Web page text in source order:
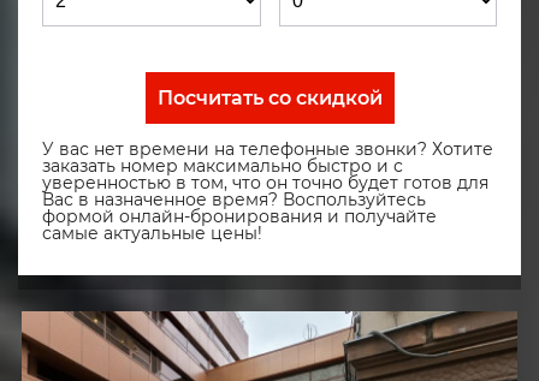
Посчитать со скидкой
У вас нет времени на телефонные звонки? Хотите
заказать номер максимально быстро и с
уверенностью в том, что он точно будет готов для
Вас в назначенное время? Воспользуйтесь
формой онлайн-бронирования и получайте
самые актуальные цены!